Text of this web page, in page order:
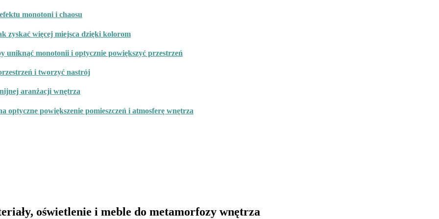
monotoni i chaosu
zyskać więcej miejsca dzięki kolorom
uniknąć monotonii i optycznie powiększyć przestrzeń
i tworzyć nastrój
aranżacji wnętrza
optyczne powiększenie pomieszczeń i atmosferę wnętrza
oświetlenie i meble do metamorfozy wnętrza